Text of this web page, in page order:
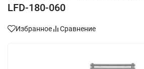
LFD-180-060
Избранное Сравнение